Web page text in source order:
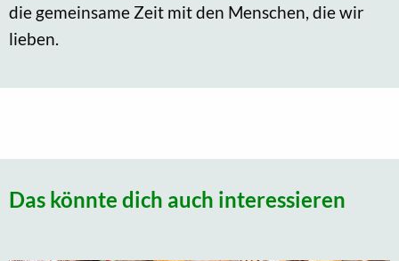
die gemeinsame Zeit mit den Menschen, die wir
lieben.
Das könnte dich auch interessieren